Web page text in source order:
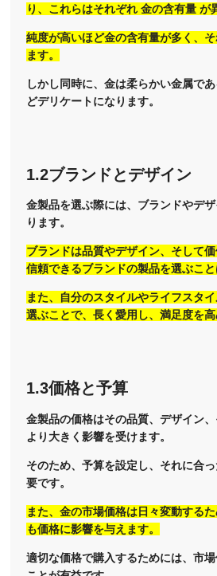
り、これらはそれぞれ 金の含有量 が
純度が高いほど金の含有量が多く、
ます。
しかし同時に、金は柔らかい金属で
どデリケートになります。
1.2ブランドとデザイン
金製品を選ぶ際には、ブランドやデ
ります。
ブランドは品質やデザイン、そして価
信頼できるブランドの製品を選ぶこと
また、自分のスタイルやライフスタ
選ぶことで、長く愛用し、満足度を高
1.3価格と予算
金製品の価格はその品質、デザイン
より大きく影響を受けます。
そのため、予算を設定し、それに合
要です。
また、金の市場価格は日々変動する
も価格に影響を与えます。
適切な価格で購入するためには、市